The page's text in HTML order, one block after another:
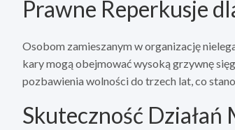
Prawne Reperkusje
Osobom zamieszanym w organizację
kary mogą obejmować wysoką grzywnę
pozbawienia wolności do trzech lat, co
Skuteczność